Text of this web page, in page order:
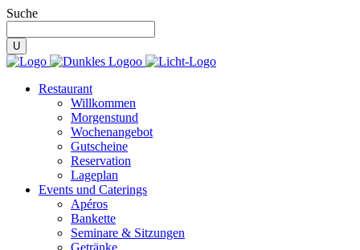
Suche
Restaurant
Willkommen
Morgenstund
Wochenangebot
Gutscheine
Reservation
Lageplan
Events und Caterings
Apéros
Bankette
Seminare & Sitzungen
Getränke